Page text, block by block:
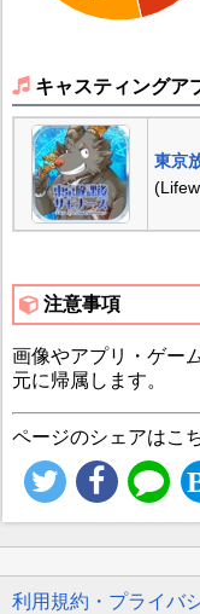
キャスティングア
東京
注意事項
画像やアプリ・ゲー
元に帰属します。
ページのシェアはこ
利用規約・プライバ